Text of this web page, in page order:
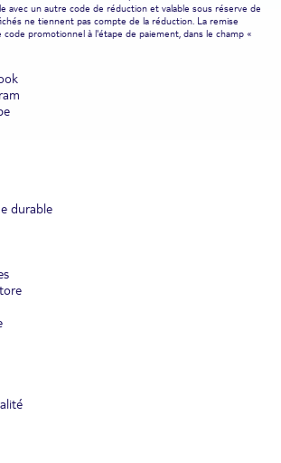
avec un autre code de réduction et valable sous réserve de
ne tiennent pas compte de la réduction. La remise
code promotionnel à l'étape de paiement, dans le champ «
durable